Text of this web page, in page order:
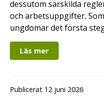
dessutom särskilda
och arbetsuppgifter.
ungdomar det första
Läs mer
Publicerat 12 juni 2026